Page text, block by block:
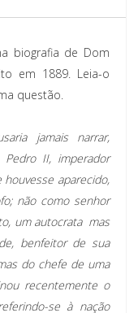
biografia de Dom
em 1889. Leia-o
questão.
jamais narrar,
II, imperador
aparecido,
não como senhor
um autocrata  mas
benfeitor de sua
do chefe de uma
recentemente o
se à nação